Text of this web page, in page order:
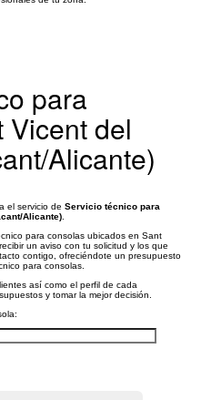
para
Vicent del
Alicante)
el servicio de Servicio técnico para
Alicante)
para consolas ubicados en Sant
un aviso con tu solicitud y los que
contigo, ofreciéndote un presupuesto
para consolas.
así como el perfil de cada
y tomar la mejor decisión.